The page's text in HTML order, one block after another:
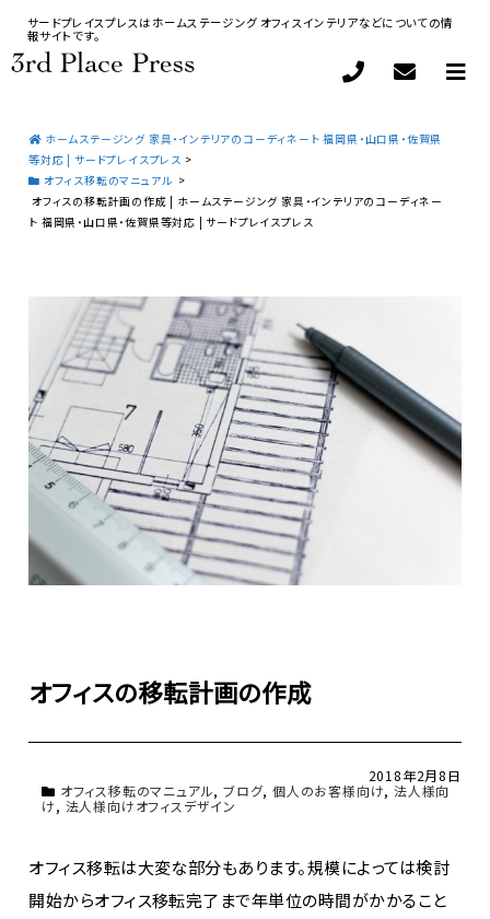
サードプレイスプレスはホームステージング オフィスインテリアなどについての情
報サイトです。
ホームステージング 家具・インテリアのコーディネート 福岡県・山口県・佐賀県
等対応 | サードプレイスプレス >
オフィス移転のマニュアル >
オフィスの移転計画の作成 | ホームステージング 家具・インテリアのコーディネー
ト 福岡県・山口県・佐賀県等対応 | サードプレイスプレス
オフィスの移転計画の作成
2018年2月8日
オフィス移転のマニュアル, ブログ,個人のお客様向け,法人様向
け, 法人様向けオフィスデザイン
オフィス移転は大変な部分もあります。規模によっては検討
開始からオフィス移転完了まで年単位の時間がかかること